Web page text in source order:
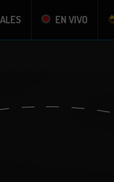
EN VIVO